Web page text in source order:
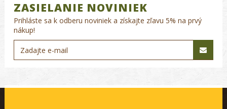
ZASIELANIE NOVINIEK
Prihláste sa k odberu noviniek a získajte zľavu 5% na prvý
nákup!